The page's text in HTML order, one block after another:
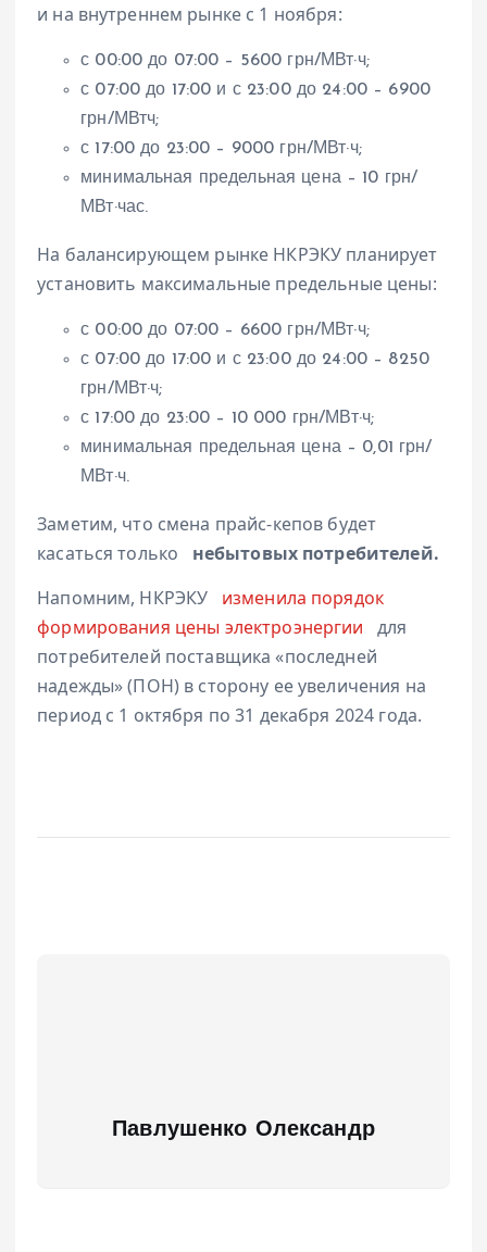
и на внутреннем рынке с 1 ноября:
с 00:00 до 07:00 – 5600 грн/МВт·ч;
с 07:00 до 17:00 и с 23:00 до 24:00 – 6900
грн/МВтч;
с 17:00 до 23:00 – 9000 грн/МВт·ч;
минимальная предельная цена – 10 грн/
МВт·час.
На балансирующем рынке НКРЭКУ планирует
установить максимальные предельные цены:
с 00:00 до 07:00 – 6600 грн/МВт·ч;
с 07:00 до 17:00 и с 23:00 до 24:00 – 8250
грн/МВт·ч;
с 17:00 до 23:00 – 10 000 грн/МВт·ч;
минимальная предельная цена – 0,01 грн/
МВт·ч.
Заметим, что смена прайс-кепов будет
касаться только
небытовых потребителей.
Напомним, НКРЭКУ
изменила порядок
формирования цены электроэнергии
для
потребителей поставщика «последней
надежды» (ПОН) в сторону ее увеличения на
период с 1 октября по 31 декабря 2024 года.
Павлушенко Олександр